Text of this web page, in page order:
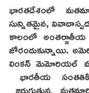
భారతదేశంలో
సున్నితమైన,
కాలంలో అంతర్జాతీయ
జోరందుకున్నాయి.
లింకన్ మెమోరియల్
భారతీయ